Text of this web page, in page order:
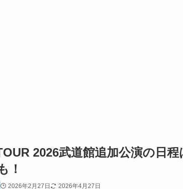
2026武道館追加公演の日
！
2026年2月27日 2026年4月27日